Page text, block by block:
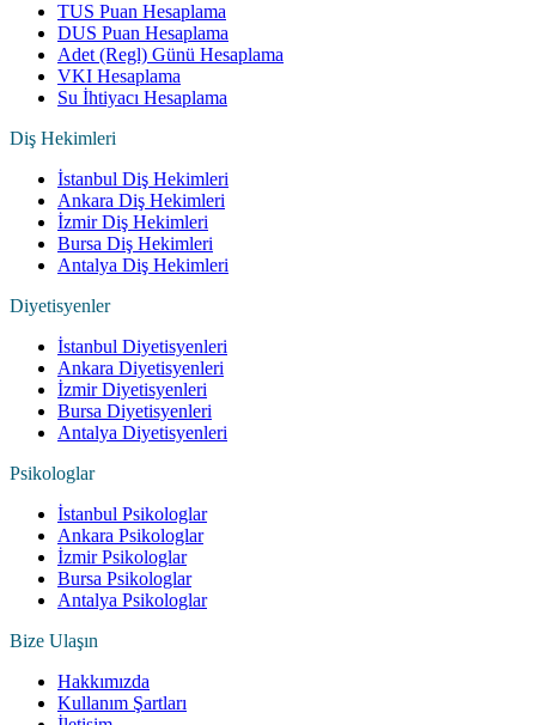
TUS Puan Hesaplama
DUS Puan Hesaplama
Adet (Regl) Günü Hesaplama
VKI Hesaplama
Su İhtiyacı Hesaplama
Diş Hekimleri
İstanbul Diş Hekimleri
Ankara Diş Hekimleri
İzmir Diş Hekimleri
Bursa Diş Hekimleri
Antalya Diş Hekimleri
Diyetisyenler
İstanbul Diyetisyenleri
Ankara Diyetisyenleri
İzmir Diyetisyenleri
Bursa Diyetisyenleri
Antalya Diyetisyenleri
Psikologlar
İstanbul Psikologlar
Ankara Psikologlar
İzmir Psikologlar
Bursa Psikologlar
Antalya Psikologlar
Bize Ulaşın
Hakkımızda
Kullanım Şartları